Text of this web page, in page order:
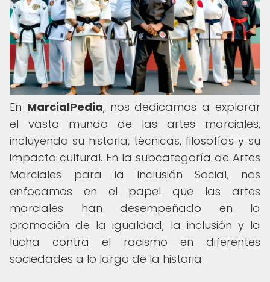
En MarcialPedia, nos dedicamos a explorar
el vasto mundo de las artes marciales,
incluyendo su historia, técnicas, filosofías y su
impacto cultural. En la subcategoría de Artes
Marciales para la Inclusión Social, nos
enfocamos en el papel que las artes
marciales han desempeñado en la
promoción de la igualdad, la inclusión y la
lucha contra el racismo en diferentes
sociedades a lo largo de la historia.